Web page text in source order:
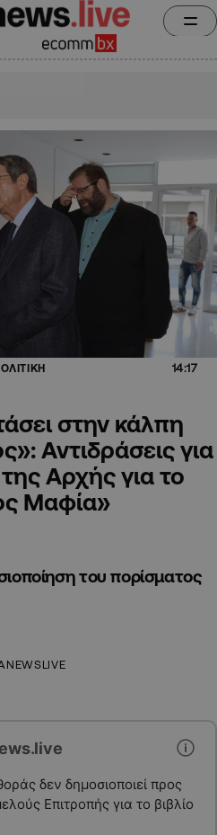
14:17
στην κάλπη
Αντιδράσεις για
Αρχής για το
Μαφία»
του πορίσματος
δεν δημοσιοποιεί προς
Επιτροπής για το βιβλίο